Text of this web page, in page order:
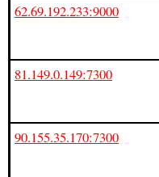
62.69.192.233:9000
81.149.0.149:7300
90.155.35.170:7300